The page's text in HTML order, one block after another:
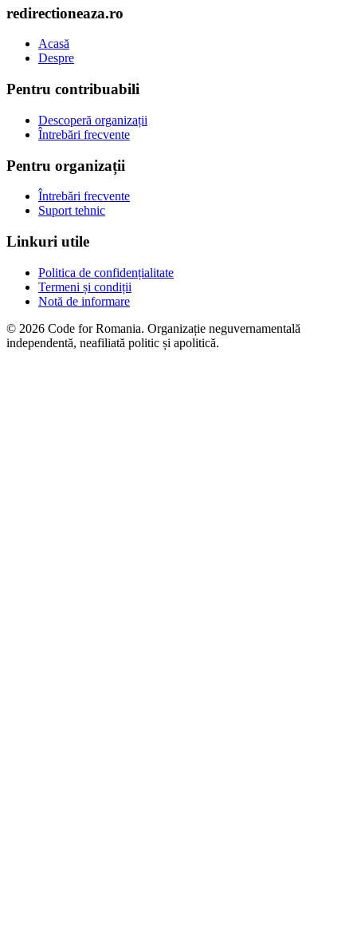
redirectioneaza.ro
Acasă
Despre
Pentru contribuabili
Descoperă organizații
Întrebări frecvente
Pentru organizații
Întrebări frecvente
Suport tehnic
Linkuri utile
Politica de confidențialitate
Termeni și condiții
Notă de informare
© 2026 Code for Romania. Organizație neguvernamentală
independentă, neafiliată politic și apolitică.